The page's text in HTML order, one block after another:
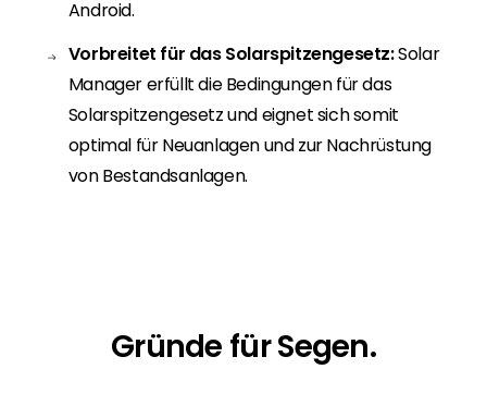
Android.
Vorbreitet für das Solarspitzengesetz:Solar
Manager erfüllt die Bedingungen für das
Solarspitzengesetz und eignet sich somit
optimal für Neuanlagen und zur Nachrüstung
von Bestandsanlagen.
Gründe für Segen.